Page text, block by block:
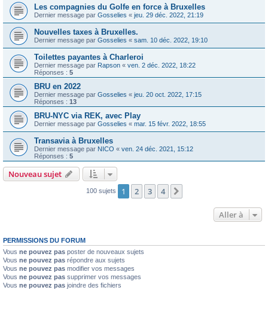
Les compagnies du Golfe en force à Bruxelles
Dernier message par Gosselies « jeu. 29 déc. 2022, 21:19
Nouvelles taxes à Bruxelles.
Dernier message par Gosselies « sam. 10 déc. 2022, 19:10
Toilettes payantes à Charleroi
Dernier message par Rapson « ven. 2 déc. 2022, 18:22
Réponses : 5
BRU en 2022
Dernier message par Gosselies « jeu. 20 oct. 2022, 17:15
Réponses : 13
BRU-NYC via REK, avec Play
Dernier message par Gosselies « mar. 15 févr. 2022, 18:55
Transavia à Bruxelles
Dernier message par NICO « ven. 24 déc. 2021, 15:12
Réponses : 5
Nouveau sujet
100 sujets 1 2 3 4
Aller à
PERMISSIONS DU FORUM
Vous ne pouvez pas poster de nouveaux sujets
Vous ne pouvez pas répondre aux sujets
Vous ne pouvez pas modifier vos messages
Vous ne pouvez pas supprimer vos messages
Vous ne pouvez pas joindre des fichiers